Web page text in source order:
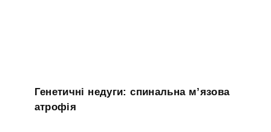
Генетичні недуги: спинальна м’язова
атрофія